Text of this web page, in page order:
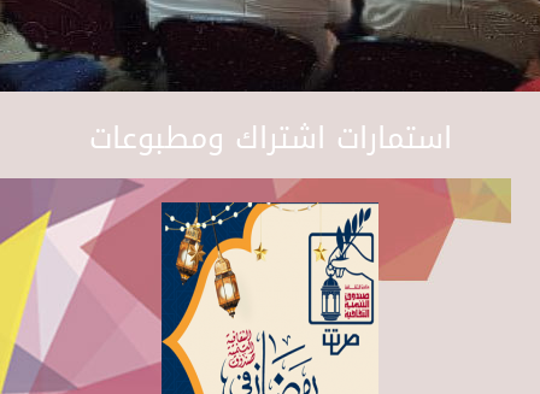
استمارات اشتراك ومطبوعات